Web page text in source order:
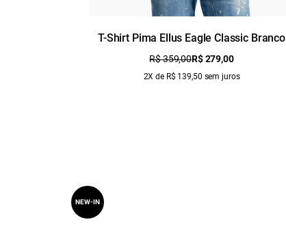
T-Shirt Pima Ellus Eagle Classic Branco
R$ 359,00R$ 279,00
2X de R$ 139,50 sem juros
NEW-IN